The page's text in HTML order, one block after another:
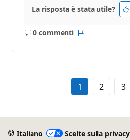
La risposta è stata utile?
0 commenti
Nessun
Report
1 2 3
Italiano Scelte sulla privacy